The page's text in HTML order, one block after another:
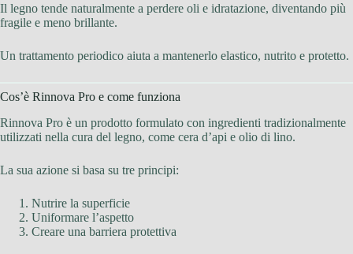
Il legno tende naturalmente a perdere oli e idratazione, diventando più
fragile e meno brillante.
Un trattamento periodico aiuta a mantenerlo elastico, nutrito e protetto.
Cos’è Rinnova Pro e come funziona
Rinnova Pro è un prodotto formulato con ingredienti tradizionalmente
utilizzati nella cura del legno, come cera d’api e olio di lino.
La sua azione si basa su tre principi:
Nutrire la superficie
Uniformare l’aspetto
Creare una barriera protettiva